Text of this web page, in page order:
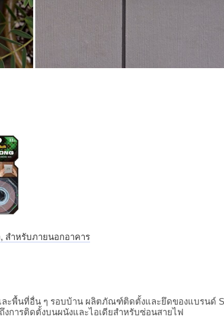
สำหรับภายนอกอาคาร
ละพื้นที่อื่น ๆ รอบบ้าน ผลิตภัณฑ์ติดตั้งและยึดของแบรนด์
การติดตั้งบนผนังและไอเดียสำหรับซ่อนสายไฟ